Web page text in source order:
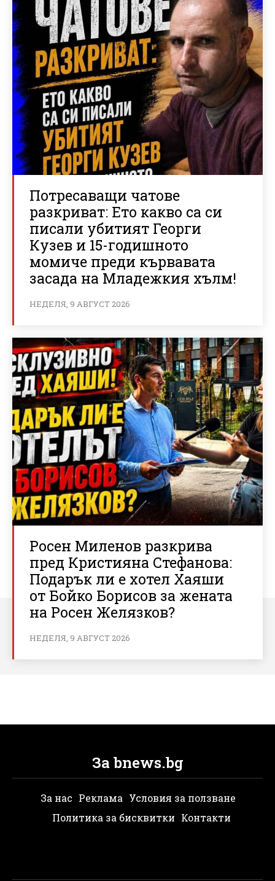
Потресаващи чатове
разкриват: Ето какво са си
писали убитият Георги
Кузев и 15-годишното
момиче преди кървавата
засада на Младежкия хълм!
НЕДЕЛЯ, 9 АВГУСТ 2026
Росен Миленов разкрива
пред Кристияна Стефанова:
Подарък ли е хотел Хаяши
от Бойко Борисов за жената
на Росен Желязков?
НЕДЕЛЯ, 9 АВГУСТ 2026
За bnews.bg
За нас Реклама Условия за ползване
Политика за бисквитки Контакти